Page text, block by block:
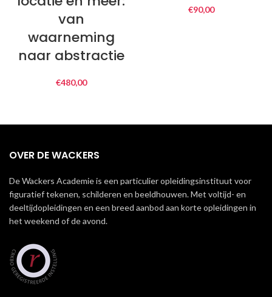
van
waarneming
naar abstractie
€480,00
€90,00
OVER DE WACKERS
De Wackers Academie is een particulier opleidingsinstituut voor
figuratief tekenen, schilderen en beeldhouwen. Met voltijd- en
deeltijdopleidingen en een breed aanbod aan korte opleidingen in
het weekend of de avond.